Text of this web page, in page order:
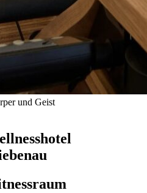
und Geist